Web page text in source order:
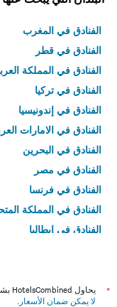
الفنادق في المغرب
الفنادق في قطر
الفنادق في المملكة
الفنادق في تركيا
الفنادق في إندونيسيا
الفنادق في الامارات
الفنادق في البحرين
الفنادق في مصر
الفنادق في فرنسا
الفنادق في المملكة
الفنادق في إيطاليا
*
يحاول HotelsCombined بشكل دائم الحصول على الأسعار الدقيقة، ولكن
لا يمكن ضمان الأسعار .